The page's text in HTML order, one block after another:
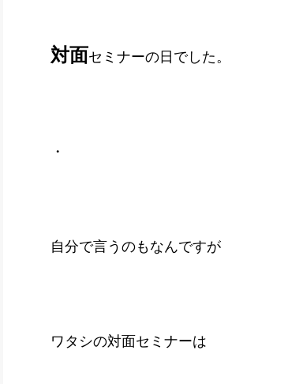
対面セミナーの日でした。
・
自分で言うのもなんですが
ワタシの対面セミナーは